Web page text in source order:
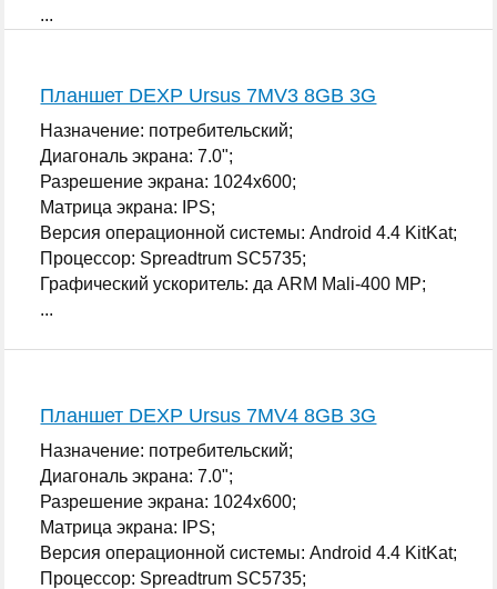
...
Планшет DEXP Ursus 7MV3 8GB 3G
Назначение: потребительский;
Диагональ экрана: 7.0";
Разрешение экрана: 1024x600;
Матрица экрана: IPS;
Версия операционной системы: Android 4.4 KitKat;
Процессор: Spreadtrum SC5735;
Графический ускоритель: да ARM Mali-400 MP;
...
Планшет DEXP Ursus 7MV4 8GB 3G
Назначение: потребительский;
Диагональ экрана: 7.0";
Разрешение экрана: 1024x600;
Матрица экрана: IPS;
Версия операционной системы: Android 4.4 KitKat;
Процессор: Spreadtrum SC5735;